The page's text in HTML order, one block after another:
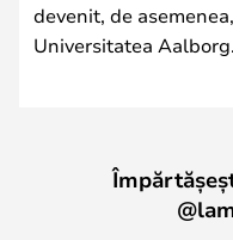
devenit, de
Universitatea Aalborg.